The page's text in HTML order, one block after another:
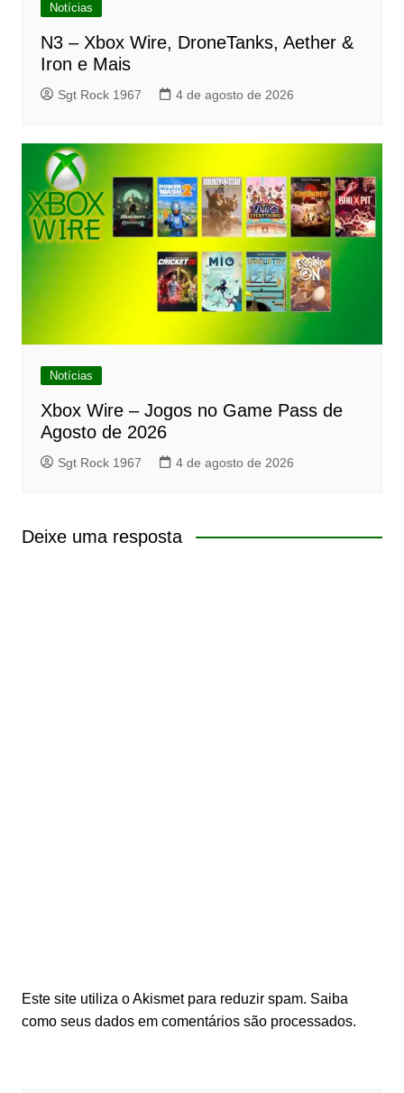
Notícias
N3 – Xbox Wire, DroneTanks, Aether &
Iron e Mais
Sgt Rock 1967 4 de agosto de 2026
Notícias
Xbox Wire – Jogos no Game Pass de
Agosto de 2026
Sgt Rock 1967 4 de agosto de 2026
Deixe uma resposta
Este site utiliza o Akismet para reduzir spam. Saiba
como seus dados em comentários são processados.